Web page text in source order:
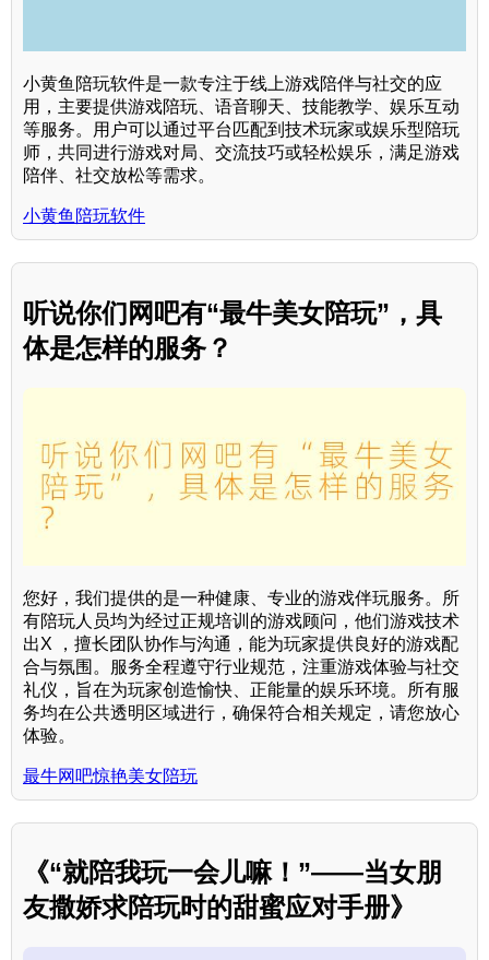
小黄鱼陪玩软件是一款专注于线上游戏陪伴与社交的应
用，主要提供游戏陪玩、语音聊天、技能教学、娱乐互动
等服务。用户可以通过平台匹配到技术玩家或娱乐型陪玩
师，共同进行游戏对局、交流技巧或轻松娱乐，满足游戏
陪伴、社交放松等需求。
小黄鱼陪玩软件
听说你们网吧有“最牛美女陪玩”，具
体是怎样的服务？
您好，我们提供的是一种健康、专业的游戏伴玩服务。所
有陪玩人员均为经过正规培训的游戏顾问，他们游戏技术
出X ，擅长团队协作与沟通，能为玩家提供良好的游戏配
合与氛围。服务全程遵守行业规范，注重游戏体验与社交
礼仪，旨在为玩家创造愉快、正能量的娱乐环境。所有服
务均在公共透明区域进行，确保符合相关规定，请您放心
体验。
最牛网吧惊艳美女陪玩
《“就陪我玩一会儿嘛！”——当女朋
友撒娇求陪玩时的甜蜜应对手册》